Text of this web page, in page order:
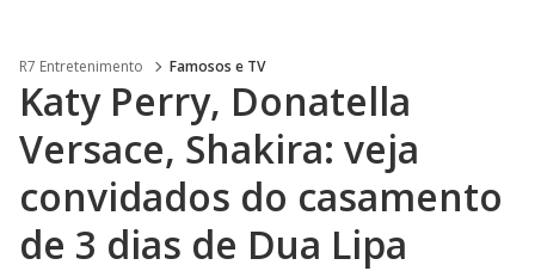
R7 Entretenimento Famosos e TV
Katy Perry, Donatella
Versace, Shakira: veja
convidados do casamento
de 3 dias de Dua Lipa